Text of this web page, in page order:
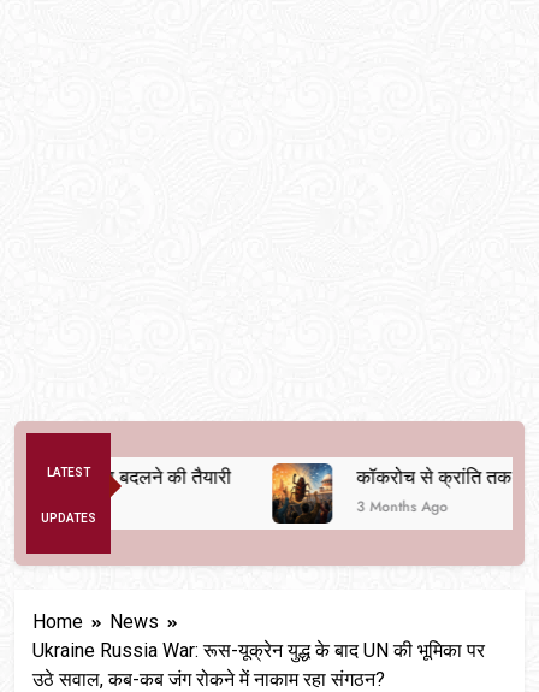
LATEST
UPDATES
व्यवस्था बदलने की तैयारी कॉकरोच से क्रांति तक
3 Months Ago
Home
News
Ukraine Russia War: रूस-यूक्रेन युद्ध के बाद UN की भूमिका पर
उठे सवाल, कब-कब जंग रोकने में नाकाम रहा संगठन?